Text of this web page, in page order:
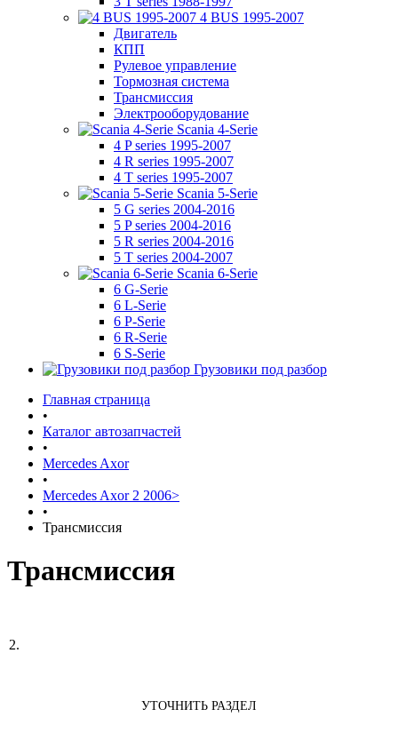
4 BUS 1995-2007
Двигатель
КПП
Рулевое управление
Тормозная система
Трансмиссия
Электрооборудование
Scania 4-Serie
4 P series 1995-2007
4 R series 1995-2007
4 T series 1995-2007
Scania 5-Serie
5 G series 2004-2016
5 P series 2004-2016
5 R series 2004-2016
5 T series 2004-2007
Scania 6-Serie
6 G-Serie
6 L-Serie
6 P-Serie
6 R-Serie
6 S-Serie
Грузовики под разбор
Главная страница
•
Каталог автозапчастей
•
Mercedes Axor
•
Mercedes Axor 2 2006>
•
Трансмиссия
Трансмиссия
УТОЧНИТЬ РАЗДЕЛ